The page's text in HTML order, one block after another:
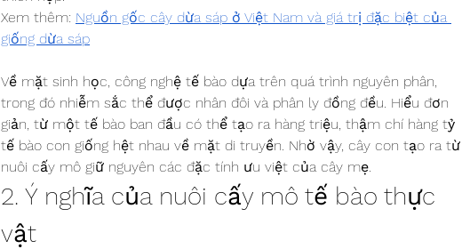
Xem thêm: Nguồn gốc cây dừa sáp ở Việt Nam và giá trị đặc biệt của
giống dừa sáp
Về mặt sinh học, công nghệ tế bào dựa trên quá trình nguyên phân,
trong đó nhiễm sắc thể được nhân đôi và phân ly đồng đều. Hiểu đơn
giản, từ một tế bào ban đầu có thể tạo ra hàng triệu, thậm chí hàng tỷ
tế bào con giống hệt nhau về mặt di truyền. Nhờ vậy, cây con tạo ra từ
nuôi cấy mô giữ nguyên các đặc tính ưu việt của cây mẹ.
2. Ý nghĩa của nuôi cấy mô tế bào thực
vật